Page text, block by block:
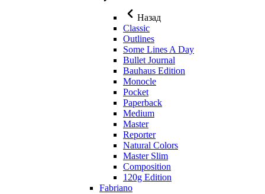
Назад
Classic
Outlines
Some Lines A Day
Bullet Journal
Bauhaus Edition
Monocle
Pocket
Paperback
Medium
Master
Reporter
Natural Colors
Master Slim
Composition
120g Edition
Fabriano